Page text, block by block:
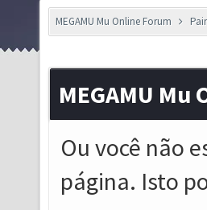
MEGAMU Mu Online Forum
MEGAMU
Ou você não
página. Isto